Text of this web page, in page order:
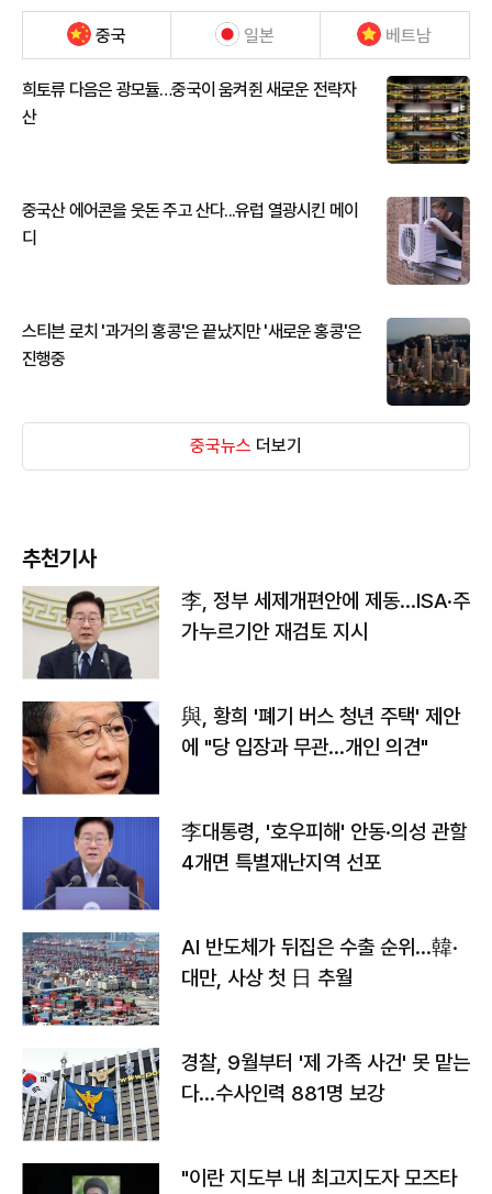
중국 일본 베트남
희토류 다음은 광모듈…중국이 움켜쥔 새로운 전략자
산
중국산 에어콘을 웃돈 주고 산다...유럽 열광시킨 메이
디
스티븐 로치 '과거의 홍콩'은 끝났지만 '새로운 홍콩'은
진행중
중국뉴스 더보기
추천기사
李, 정부 세제개편안에 제동…ISA·주
가누르기안 재검토 지시
與, 황희 '폐기 버스 청년 주택' 제안
에 "당 입장과 무관…개인 의견"
李대통령, '호우피해' 안동·의성 관할
4개면 특별재난지역 선포
AI 반도체가 뒤집은 수출 순위…韓·
대만, 사상 첫 日 추월
경찰, 9월부터 '제 가족 사건' 못 맡는
다…수사인력 881명 보강
"이란 지도부 내 최고지도자 모즈타